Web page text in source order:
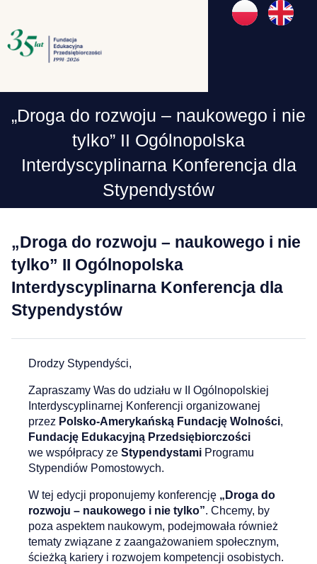
„Droga do rozwoju – naukowego i nie
tylko” II Ogólnopolska
Interdyscyplinarna Konferencja dla
Stypendystów
„Droga do rozwoju – naukowego i nie
tylko” II Ogólnopolska
Interdyscyplinarna Konferencja dla
Stypendystów
Drodzy Stypendyści,
Zapraszamy Was do udziału w II Ogólnopolskiej
Interdyscyplinarnej Konferencji organizowanej
przez Polsko-Amerykańską Fundację Wolności,
Fundację Edukacyjną Przedsiębiorczości
we współpracy ze Stypendystami Programu
Stypendiów Pomostowych.
W tej edycji proponujemy konferencję „Droga do
rozwoju – naukowego i nie tylko”. Chcemy, by
poza aspektem naukowym, podejmowała również
tematy związane z zaangażowaniem społecznym,
ścieżką kariery i rozwojem kompetencji osobistych.